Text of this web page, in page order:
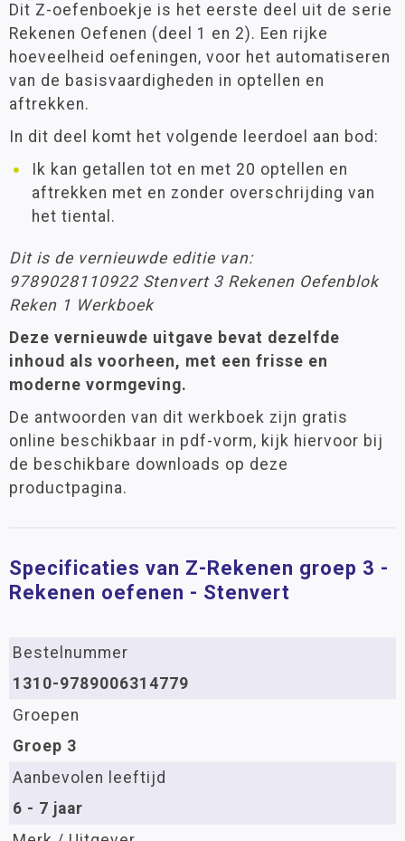
Dit Z-oefenboekje is het eerste deel uit de serie
Rekenen Oefenen (deel 1 en 2). Een rijke
hoeveelheid oefeningen, voor het automatiseren
van de basisvaardigheden in optellen en
aftrekken.
In dit deel komt het volgende leerdoel aan bod:
Ik kan getallen tot en met 20 optellen en
aftrekken met en zonder overschrijding van
het tiental.
Dit is de vernieuwde editie van:
9789028110922 Stenvert 3 Rekenen Oefenblok
Reken 1 Werkboek
Deze vernieuwde uitgave bevat dezelfde
inhoud als voorheen, met een frisse en
moderne vormgeving.
De antwoorden van dit werkboek zijn gratis
online beschikbaar in pdf-vorm, kijk hiervoor bij
de beschikbare downloads op deze
productpagina.
Specificaties van Z-Rekenen groep 3 -
Rekenen oefenen - Stenvert
Bestelnummer
1310-9789006314779
Groepen
Groep 3
Aanbevolen leeftijd
6 - 7 jaar